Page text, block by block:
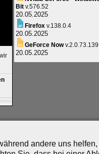
Bit v.576.52
20.05.2025
Firefox v.138.0.4
20.05.2025
GeForce Nowv.2.0.73.139
20.05.2025
andere uns